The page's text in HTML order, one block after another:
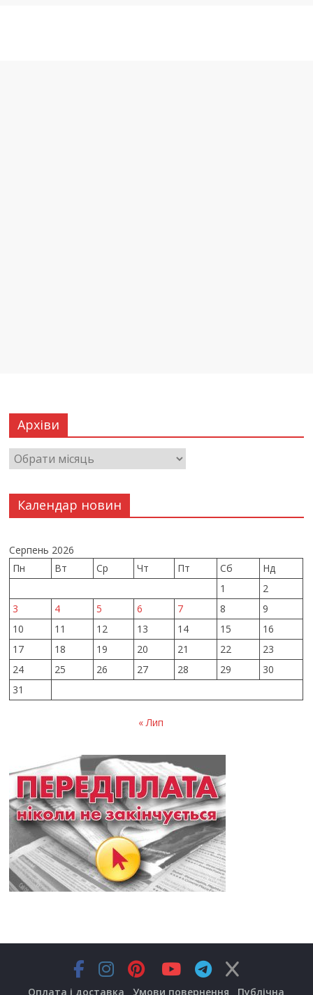
Архіви
Календар новин
Серпень 2026
Пн
Вт Ср Чт Пт Сб
Нд
1
2
3
4 5 6 7 8
9
10
11 12 13 14 15
16
17
18 19 20 21 22
23
24
25 26 27 28 29
30
31
« Лип
Оплата і доставка Умови повернення Публічна